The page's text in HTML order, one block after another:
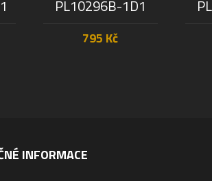
PL10296B-1D1
795 Kč
INFORMACE